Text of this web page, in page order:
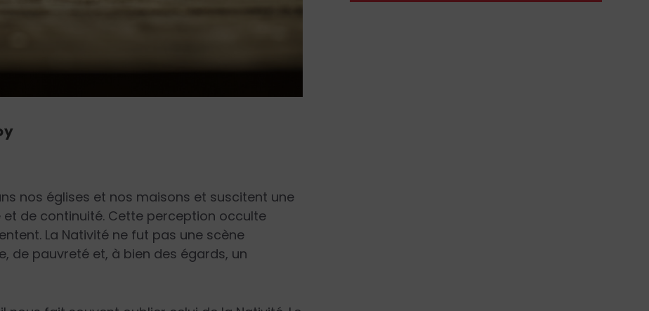
nos églises et nos maisons et suscitent une
de continuité. Cette perception occulte
La Nativité ne fut pas une scène
de pauvreté et, à bien des égards, un